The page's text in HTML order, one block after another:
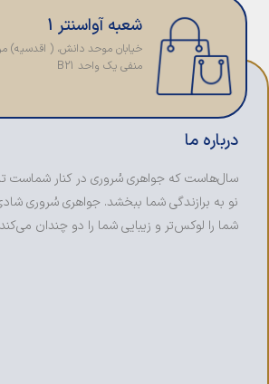
شعبه آواسنتر 1
خیابان موحد دانش، ( اقدسیه)
منفی یک واحد B21
درباره ما
سال‌هاست که جواهری سُروری در کنار شماست
نو به برازندگی شما ببخشد. جواهری سُروری
شما را لوکس‌تر و زیبایی شما را دو چندان